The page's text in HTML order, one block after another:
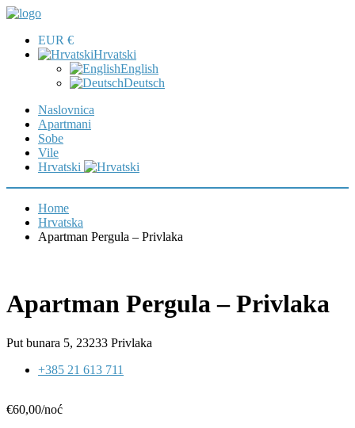
EUR €
Hrvatski
English
Deutsch
Naslovnica
Apartmani
Sobe
Vile
Hrvatski
Home
Hrvatska
Apartman Pergula – Privlaka
Apartman Pergula – Privlaka
Put bunara 5, 23233 Privlaka
+385 21 613 711
€60,00/noć